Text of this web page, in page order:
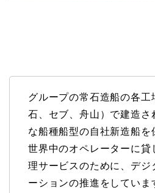
グループの常石造船の各工
石、セブ、舟山）で建造さ
な船種船型の自社新造船を
世界中のオペレーターに貸
理サービスのために、デジ
ーションの推進をしていま